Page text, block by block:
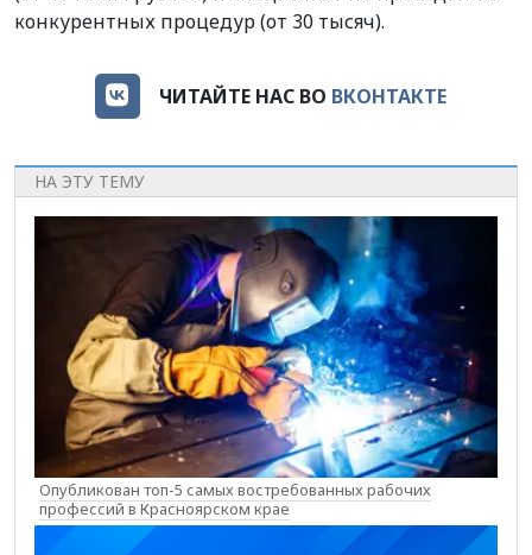
конкурентных процедур (от 30 тысяч).
ЧИТАЙТЕ НАС ВО ВКОНТАКТЕ
НА ЭТУ ТЕМУ
Опубликован топ-5 самых востребованных рабочих
профессий в Красноярском крае